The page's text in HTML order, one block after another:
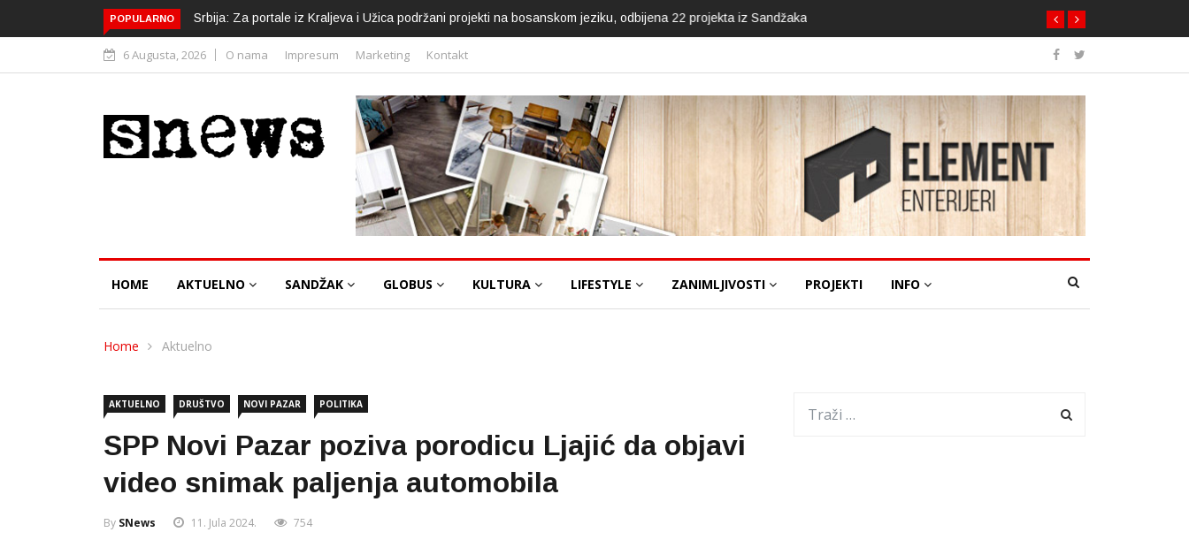
POPULARNO Srbija: Za portale iz Kraljeva i Užica podržani projekti na bosanskom jeziku, odbijena 22 projekta iz Sandžaka
6 Augusta, 2026 O nama Impresum Marketing Kontakt
HOME AKTUELNO SANDŽAK GLOBUS KULTURA LIFESTYLE ZANIMLJIVOSTI PROJEKTI INFO
Home Aktuelno
AKTUELNO DRUŠTVO NOVI PAZAR POLITIKA
SPP Novi Pazar poziva porodicu Ljajić da objavi
video snimak paljenja automobila
By SNews 11. Jula 2024. 754